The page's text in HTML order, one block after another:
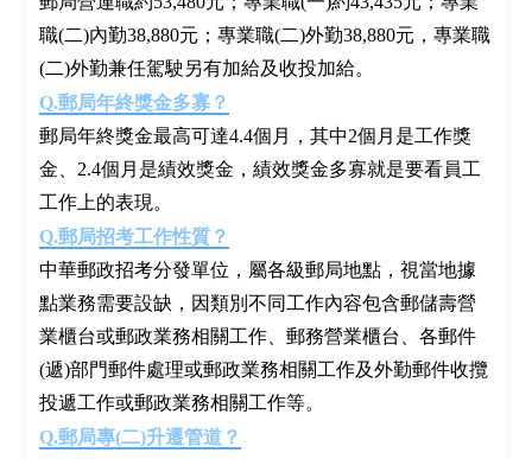
職(二)內勤38,880元；專業職(二)外勤38,880元，專業職
(二)外勤兼任駕駛另有加給及收投加給。
Q.郵局年終獎金多寡？
郵局年終獎金最高可達4.4個月，其中2個月是工作獎
金、2.4個月是績效獎金，績效獎金多寡就是要看員工
工作上的表現。
Q.郵局招考工作性質？
中華郵政招考分發單位，屬各級郵局地點，視當地據
點業務需要設缺，因類別不同工作內容包含郵儲壽營
業櫃台或郵政業務相關工作、郵務營業櫃台、各郵件
(遞)部門郵件處理或郵政業務相關工作及外勤郵件收攬
投遞工作或郵政業務相關工作等。
Q.郵局專(二)升遷管道？